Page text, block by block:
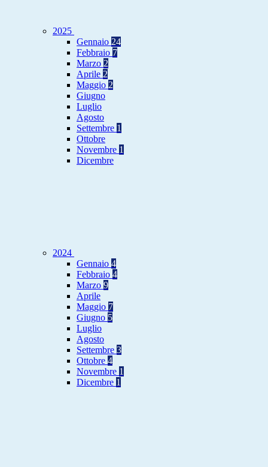
2025
Gennaio 24
Febbraio 7
Marzo 2
Aprile 2
Maggio 2
Giugno
Luglio
Agosto
Settembre 1
Ottobre
Novembre 1
Dicembre
2024
Gennaio 4
Febbraio 4
Marzo 9
Aprile
Maggio 7
Giugno 5
Luglio
Agosto
Settembre 3
Ottobre 4
Novembre 1
Dicembre 1